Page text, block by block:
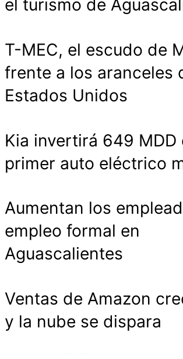
el turismo de
T-MEC, el escudo de
frente a los aranceles
Estados Unidos
Kia invertirá 649 MDD
primer auto eléctrico
Aumentan los
empleo formal en
Aguascalientes
Ventas de Amazon
y la nube se dispara